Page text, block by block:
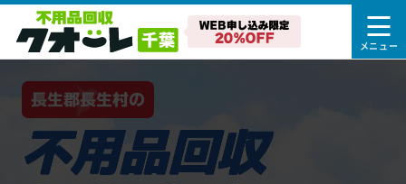
長生郡長生村の
不用品回収